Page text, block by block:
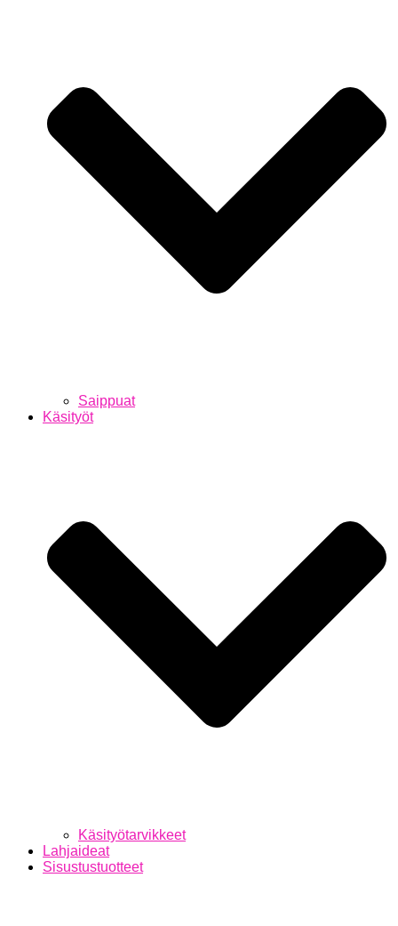
Saippuat
Käsityöt
Käsityötarvikkeet
Lahjaideat
Sisustustuotteet